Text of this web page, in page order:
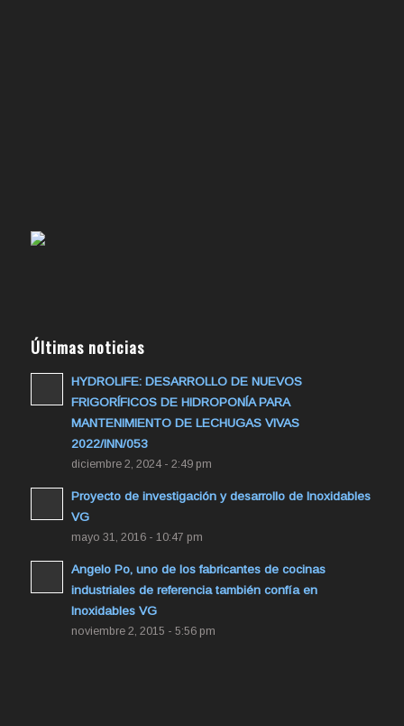
Últimas noticias
HYDROLIFE: DESARROLLO DE NUEVOS
FRIGORÍFICOS DE HIDROPONÍA PARA
MANTENIMIENTO DE LECHUGAS VIVAS
2022/INN/053
diciembre 2, 2024 - 2:49 pm
Proyecto de investigación y desarrollo de Inoxidables
VG
mayo 31, 2016 - 10:47 pm
Angelo Po, uno de los fabricantes de cocinas
industriales de referencia también confía en
Inoxidables VG
noviembre 2, 2015 - 5:56 pm